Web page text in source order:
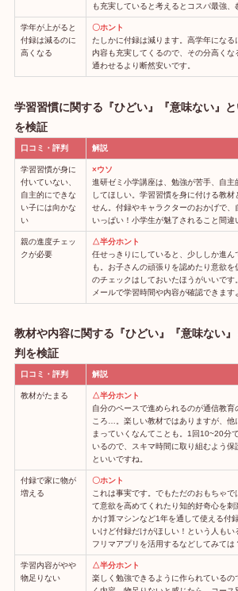
も充実していると考えるとコスパ最強、
学年が上がると
付録は減るのに
高くなる
〇ホント
たしかに付録は減ります。高学年になる
内容も充実してくるので、その分高くな
通わせるより断然安いです。
学習習慣に関する『ひどい』『意味ない』
を検証
口コミ・評判 解説
学習習慣が身に
付いていない、
自主的にできな
い子には向かな
い
×ウソ
進研ゼミ小学講座は、勉強が苦手、自
してほしい。学習習慣を身に付ける教材
せん。付録やキャラクターのおかげで
いっぱい！小学生が魅了されること間違
親の進度チェッ
クが必要
△半分ホント
任せっきりにしていると、少ししか進
も。お子さんの頑張りを認めたり意欲
のチェックはしておいたほうがいいです
メールで学習時間や内容が確認できます
教材や内容に関する『ひどい』『意味ない
判を検証
口コミ・評判 解説
教材がたまる
△半分ホント
自分のペースで進められるのが通信教育
ころ…。楽しい教材ではありますが、他
まっていくなんてことも。1回10~20分
いるので、スキマ時間に取り組むよう保
といいですね。
付録で家に物が
増える
〇ホント
これは事実です。でもただのおもちゃで
て意欲を高めてくれたり知的好奇心を刺
かけ算マシンなど1年を通して使える付
いけど付録だけがほしい！という人もい
フリマアプリを活用するなどしてみては
学習内容がやや
物足りない
△半分ホント
楽しく勉強できるように作られている